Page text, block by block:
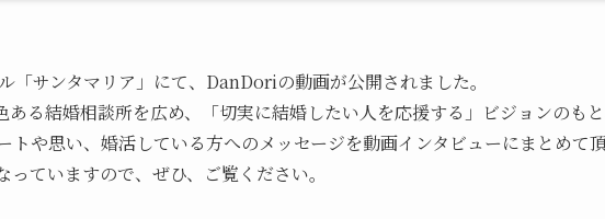
「サンタマリア」にて、DanDoriの動画が公開されました。
ある結婚相談所を広め、「切実に結婚したい人を応援する」ビジョンのも
や思い、婚活している方へのメッセージを動画インタビューにまとめて頂
ていますので、ぜひ、ご覧ください。